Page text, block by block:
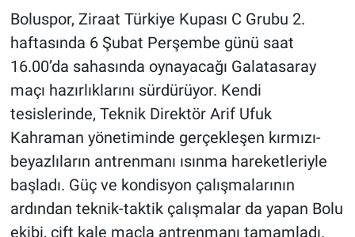
Boluspor, Ziraat Türkiye Kupası C Grubu 2.
haftasında 6 Şubat Perşembe günü saat
16.00’da sahasında oynayacağı Galatasaray
maçı hazırlıklarını sürdürüyor. Kendi
tesislerinde, Teknik Direktör Arif Ufuk
Kahraman yönetiminde gerçekleşen kırmızı-
beyazlıların antrenmanı ısınma hareketleriyle
başladı. Güç ve kondisyon çalışmalarının
ardından teknik-taktik çalışmalar da yapan Bolu
ekibi, çift kale maçla antrenmanı tamamladı.